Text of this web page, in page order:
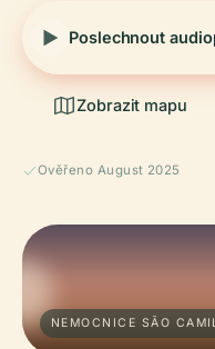
Poslechnout
Zobrazit mapu
Ověřeno August 2025
NEMOCNICE SÃO